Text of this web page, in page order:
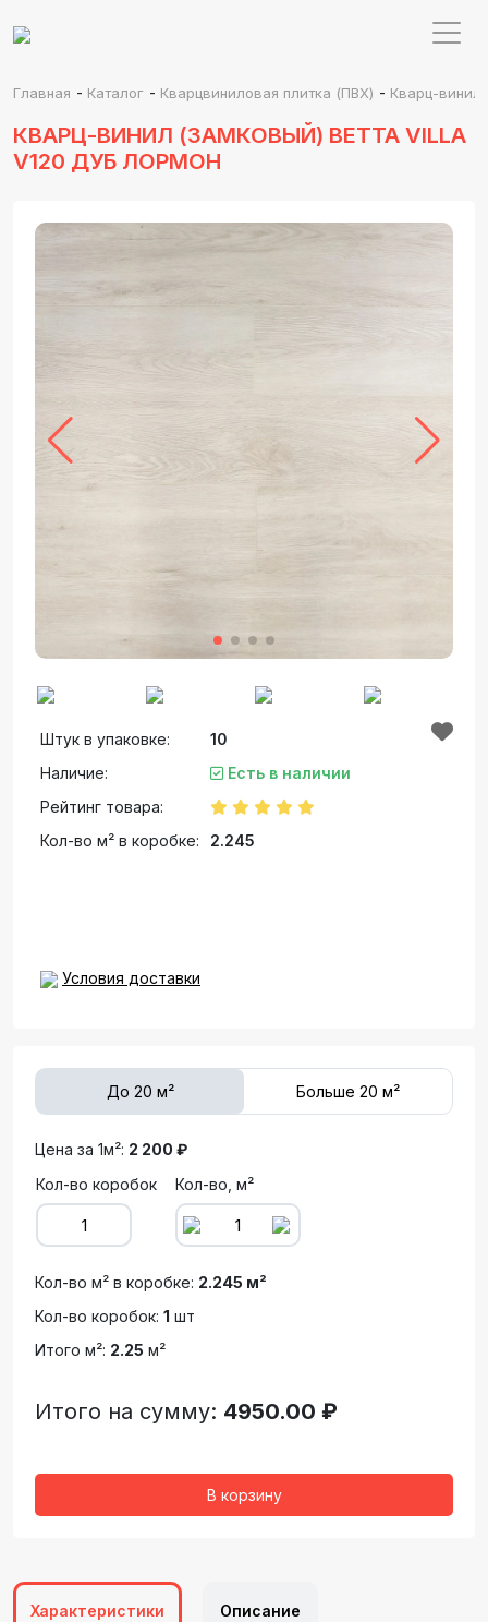
Главная - Каталог - Кварцвиниловая плитка (ПВХ) - Кварц-винил
КВАРЦ-ВИНИЛ (ЗАМКОВЫЙ) BETTA VILLA
V120 ДУБ ЛОРМОН
Штук в упаковке:
10
Наличие:
Есть в наличии
Рейтинг товара:
Кол-во м² в коробке:
2.245
Условия доставки
До 20 м² Больше 20 м²
Цена за 1м²: 2 200 ₽
Кол-во коробок
Кол-во, м²
Кол-во м² в коробке: 2.245 м²
Кол-во коробок: 1 шт
Итого м²: 2.25 м²
Итого на сумму: 4950.00 ₽
В корзину
Характеристики Описание